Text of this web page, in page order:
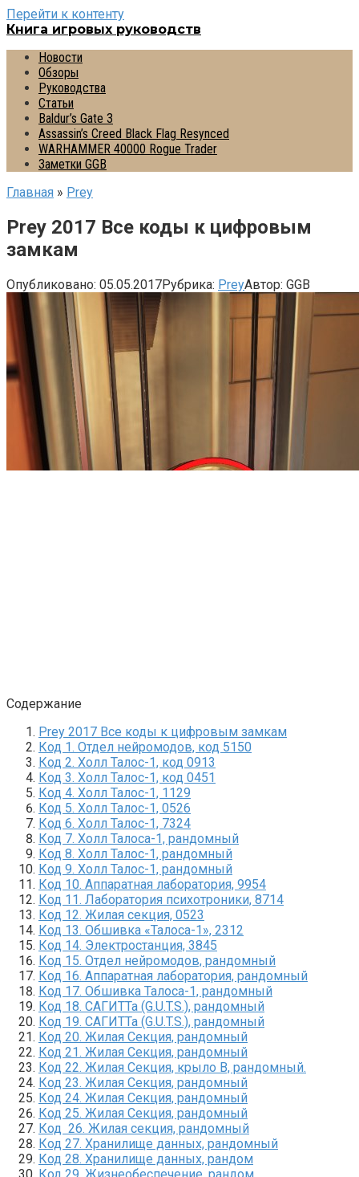
Перейти к контенту
Книга игровых руководств
Новости
Обзоры
Руководства
Статьи
Baldur’s Gate 3
Assassin’s Creed Black Flag Resynced
WARHAMMER 40000 Rogue Trader
Заметки GGB
Главная » Prey
Prey 2017 Все коды к цифровым
замкам
Опубликовано: 05.05.2017Рубрика: PreyАвтор: GGB
Содержание
Prey 2017 Все коды к цифровым замкам
Код 1. Отдел нейромодов, код 5150
Код 2. Холл Талос-1, код 0913
Код 3. Холл Талос-1, код 0451
Код 4. Холл Талос-1, 1129
Код 5. Холл Талос-1, 0526
Код 6. Холл Талос-1, 7324
Код 7. Холл Талоса-1, рандомный
Код 8. Холл Талос-1, рандомный
Код 9. Холл Талос-1, рандомный
Код 10. Аппаратная лаборатория, 9954
Код 11. Лаборатория психотроники, 8714
Код 12. Жилая секция, 0523
Код 13. Обшивка «Талоса-1», 2312
Код 14. Электростанция, 3845
Код 15. Отдел нейромодов, рандомный
Код 16. Аппаратная лаборатория, рандомный
Код 17. Обшивка Талоса-1, рандомный
Код 18. САГИТТа (G.U.T.S.), рандомный
Код 19. САГИТТа (G.U.T.S.), рандомный
Код 20. Жилая Секция, рандомный
Код 21. Жилая Секция, рандомный
Код 22. Жилая Секция, крыло В, рандомный.
Код 23. Жилая Секция, рандомный
Код 24. Жилая Секция, рандомный
Код 25. Жилая Секция, рандомный
Код 26. Жилая секция, рандомный
Код 27. Хранилище данных, рандомный
Код 28. Хранилище данных, рандом